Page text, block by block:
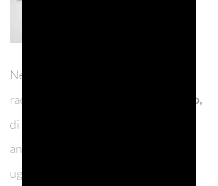
Nelle passate edizioni l’iniziativa ha
raccolto in totale oltre
160mila euro,
di cui
anno la cifra è stata devoluta in parti
uguali a